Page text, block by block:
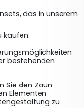
das in unserem
kaufen.
bestehenden
Sie den Zaun
Elementen
zu